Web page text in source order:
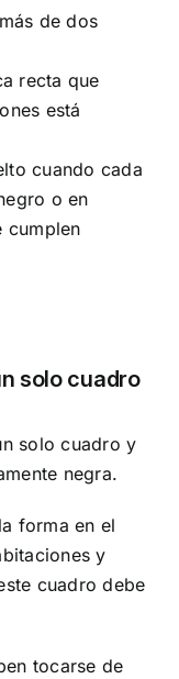
de dos
recta que
está
cuando cada
o en
cumplen
solo cuadro
solo cuadro y
negra.
forma en el
y
cuadro debe
tocarse de